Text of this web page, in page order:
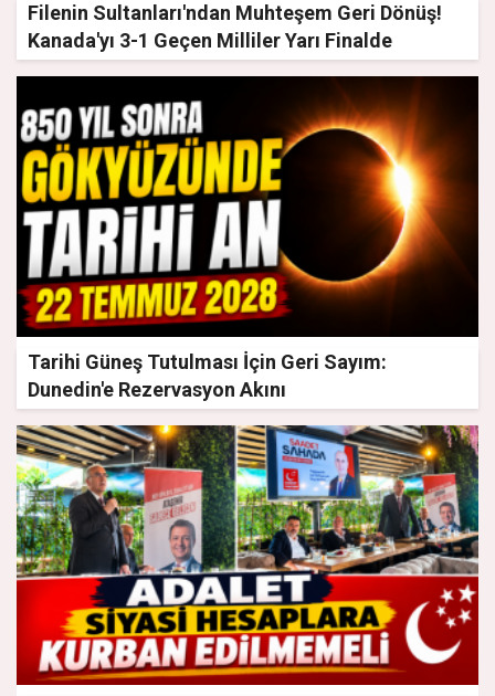
Filenin Sultanları'ndan Muhteşem Geri Dönüş!
Kanada'yı 3-1 Geçen Milliler Yarı Finalde
Tarihi Güneş Tutulması İçin Geri Sayım:
Dunedin'e Rezervasyon Akını